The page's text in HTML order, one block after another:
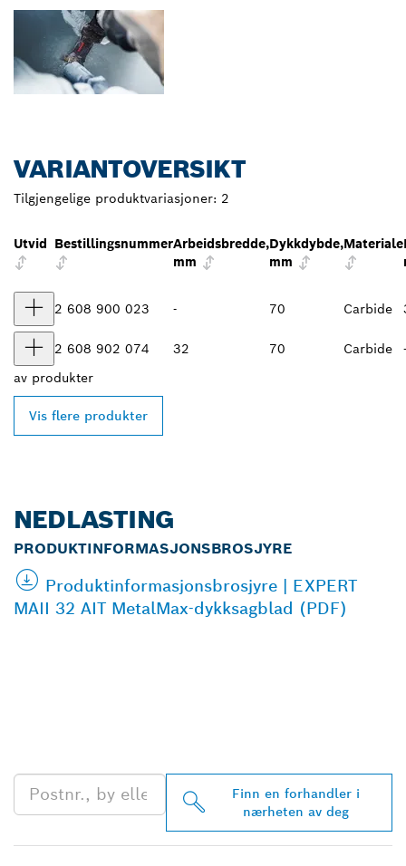
VARIANTOVERSIKT
Tilgjengelige produktvariasjoner: 2
Utvid BestillingsnummerArbeidsbredde,
mm
Dykkdybde,
mm
Materiale
2 608 900 023 - 70 Carbide
2 608 902 074 32 70 Carbide
-
av produkter
Vis flere produkter
NEDLASTING
PRODUKTINFORMASJONSBROSJYRE
Produktinformasjonsbrosjyre | EXPERT
MAII 32 AIT MetalMax-dykksagblad (PDF)
Finn en forhandler i
nærheten av deg